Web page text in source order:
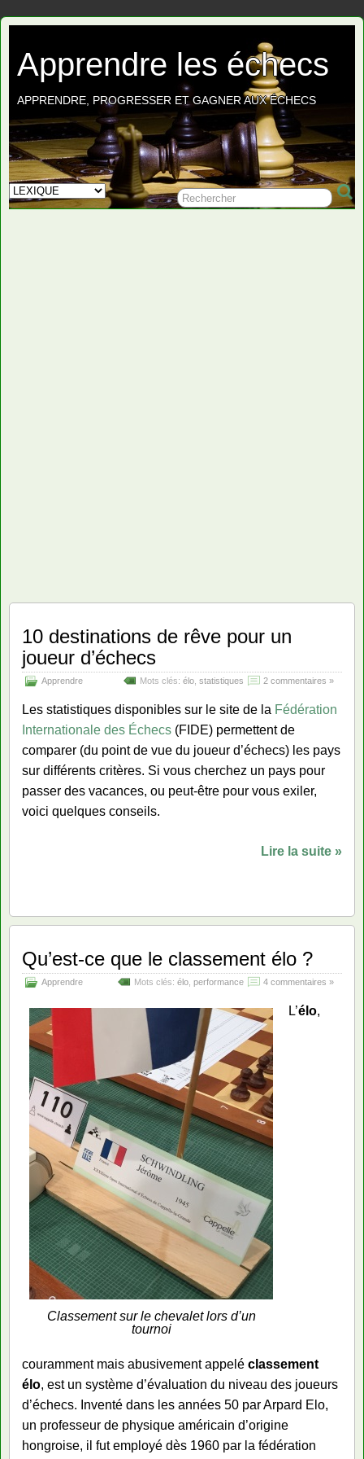
Apprendre les échecs
APPRENDRE, PROGRESSER ET GAGNER AUX ÉCHECS
10 destinations de rêve pour un
joueur d’échecs
Apprendre 2 commentaires »
Mots clés: élo statistiques
Les statistiques disponibles sur le site de la Fédération
Internationale des Échecs (FIDE) permettent de
comparer (du point de vue du joueur d’échecs) les pays
sur différents critères. Si vous cherchez un pays pour
passer des vacances, ou peut-être pour vous exiler,
voici quelques conseils.
Lire la suite »
Qu’est-ce que le classement élo ?
Apprendre 4 commentaires »
Mots clés: élo performance
Classement sur le chevalet lors d’un
tournoi
L’élo,
couramment mais abusivement appelé classement
élo, est un système d’évaluation du niveau des joueurs
d’échecs. Inventé dans les années 50 par Arpard Elo,
un professeur de physique américain d’origine
hongroise, il fut employé dès 1960 par la fédération